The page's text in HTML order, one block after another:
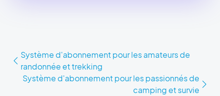
Système d'abonnement pour les amateurs de
randonnée et trekking
Système d'abonnement pour les passionnés de
camping et survie